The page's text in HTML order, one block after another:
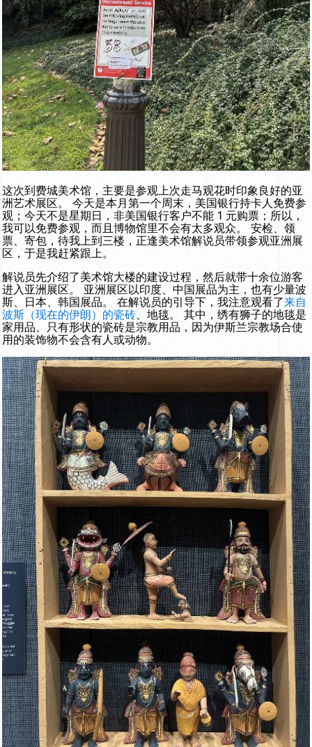
这次到费城美术馆，主要是参观上次走马观花时印象良好的亚
洲艺术展区。 今天是本月第一个周末，美国银行持卡人免费参
观；今天不是星期日，非美国银行客户不能 1 元购票；所以，
我可以免费参观，而且博物馆里不会有太多观众。 安检、领
票、寄包，待我上到三楼，正逢美术馆解说员带领参观亚洲展
区，于是我赶紧跟上。
解说员先介绍了美术馆大楼的建设过程，然后就带十余位游客
进入亚洲展区。 亚洲展区以印度、中国展品为主，也有少量波
斯、日本、韩国展品。 在解说员的引导下，我注意观看了来自
波斯（现在的伊朗）的瓷砖 、地毯。 其中，绣有狮子的地毯是
家用品、只有形状的瓷砖是宗教用品，因为伊斯兰宗教场合使
用的装饰物不会含有人或动物。